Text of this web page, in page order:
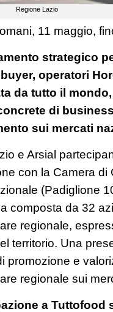
Regione Lazio
11 maggio,
strategico
operatori
da tutto il
di
sui mercati
e Arsial
con la Camera
(Padiglione
composta da 32
regionale,
territorio. Una
promozione e
regionale sui
a Tuttofood